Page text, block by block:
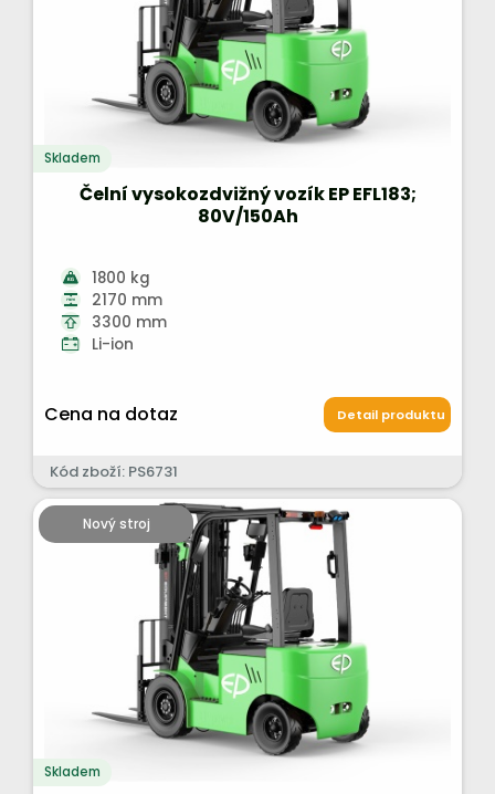
Skladem
Čelní vysokozdvižný vozík EP EFL183;
80V/150Ah
1800 kg
2170 mm
3300 mm
Li-ion
Cena na dotaz Detail produktu
Kód zboží: PS6731
Nový stroj
Skladem